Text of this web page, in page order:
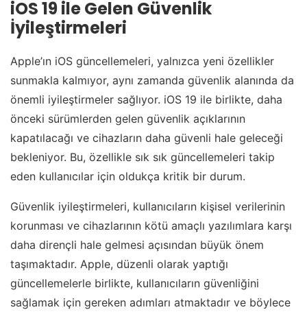
iOS 19 ile Gelen Güvenlik
İyileştirmeleri
Apple’ın iOS güncellemeleri, yalnızca yeni özellikler
sunmakla kalmıyor, aynı zamanda güvenlik alanında da
önemli iyileştirmeler sağlıyor. iOS 19 ile birlikte, daha
önceki sürümlerden gelen güvenlik açıklarının
kapatılacağı ve cihazların daha güvenli hale geleceği
bekleniyor. Bu, özellikle sık sık güncellemeleri takip
eden kullanıcılar için oldukça kritik bir durum.
Güvenlik iyileştirmeleri, kullanıcıların kişisel verilerinin
korunması ve cihazlarının kötü amaçlı yazılımlara karşı
daha dirençli hale gelmesi açısından büyük önem
taşımaktadır. Apple, düzenli olarak yaptığı
güncellemelerle birlikte, kullanıcıların güvenliğini
sağlamak için gereken adımları atmaktadır ve böylece